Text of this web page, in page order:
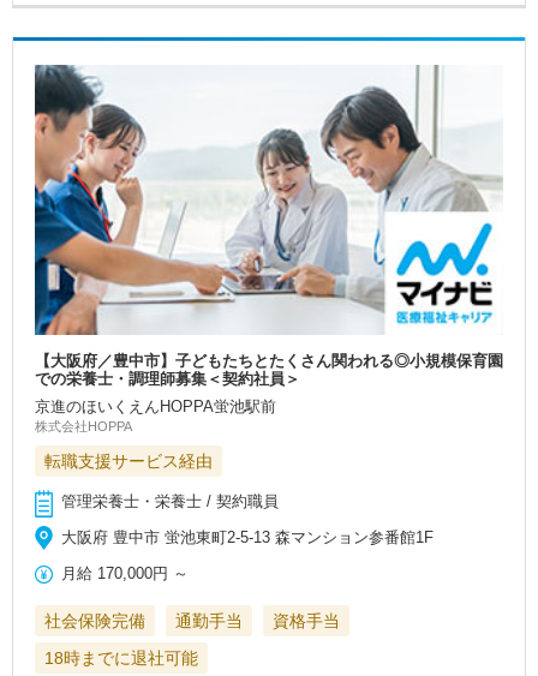
【大阪府／豊中市】子どもたちとたくさん関われる◎小規模保育園
での栄養士・調理師募集＜契約社員＞
京進のほいくえんHOPPA蛍池駅前
株式会社HOPPA
転職支援サービス経由
管理栄養士・栄養士 / 契約職員
大阪府 豊中市 蛍池東町2-5-13 森マンション参番館1F
月給 170,000円 ～
社会保険完備 通勤手当
資格手当
18時までに退社可能